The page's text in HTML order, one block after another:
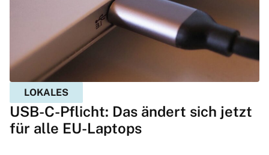
LOKALES
USB-C-Pflicht: Das ändert sich jetzt
für alle EU-Laptops